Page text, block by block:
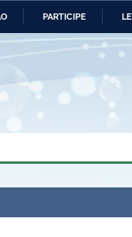
PARTICIPE
Ministério da Economia
e dos Direitos Humanos
Planalto